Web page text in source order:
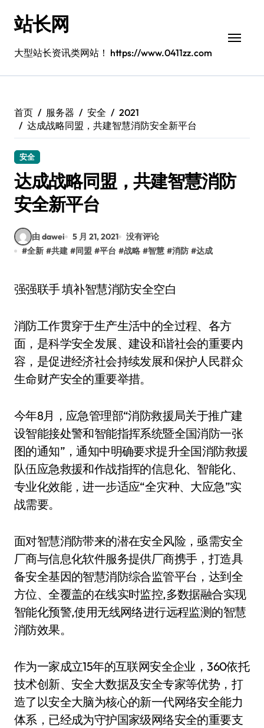
站长网
大型站长资讯类网站！ https://www.0411zz.com
首页 服务器 安全
2021
达成战略同盟，共建智慧消防安全新平台
安全
达成战略同盟，共建智慧消防
安全新平台
由 dawei 5 月 21, 2021
没有评论
#全新 #共建 #同盟 #平台 #战略 #智慧 #消防 #达成
强强联手 填补智慧消防安全空白
消防工作贯穿于生产生活中的全过程、各方
面，是科学安全发展、建设和谐社会的重要内
容，是促进经济社会持续发展和保护人民群众
生命财产安全的重要举措。
今年8月，应急管理部“消防救援局关于推广建
设智能接处警和智能指挥系统暨全国消防一张
图的通知”，通知中明确要求提升全国消防救援
队伍应急救援和作战指挥的信息化、智能化、
专业化效能，进一步适应“全灾种、大应急”实
战需要。
面对智慧消防带来的潜在安全风险，亟需安全
厂商与信息化软件服务提供厂商携手，打造具
备安全基因的智慧消防综合监管平台，达到全
方位、全覆盖的在线实时监控,多数据融合实现
智能化预警,使用无线网络进行远程监测的智慧
消防效果。
作为一家成立15年的互联网安全企业，360依托
技术创新、安全大数据及安全专家等优势，打
造了以安全大脑为核心的新一代网络安全能力
体系，已经成为守护国家级网络安全的重要支